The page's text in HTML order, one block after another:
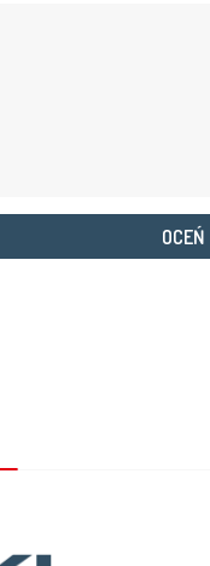
OCEŃ